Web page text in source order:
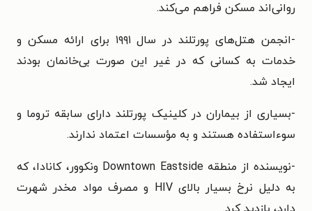
روانی‌اند مسکن فراهم می‌کند.
-انجمن هتل‌های پورتلند در سال ۱۹۹۱ برای ارائه مسکن و
خدمات به کسانی که در غیر این صورت بی‌خانمان بودند
ایجاد شد.
-بسیاری از بیماران در کلینیک پورتلند دارای سابقه تروما و
سوءاستفاده هستند و به مؤسسات اعتماد ندارند.
-نویسنده از منطقه Downtown Eastside ونکوور، کانادا، که
به دلیل نرخ بسیار بالای HIV و مصرف مواد مخدر شهرت